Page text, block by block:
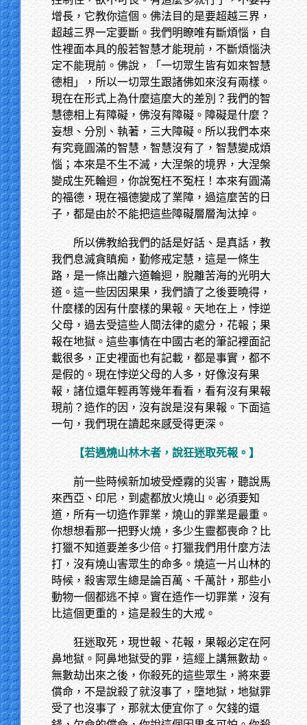
增長，它教你這個。佛法目的是要超越三界，
超越三界一定要斷。我們明瞭唯有斷煩惱，自
性裡面本具的般若智慧才能現前，不斷煩惱決
定不能現前。佛說，「一切眾生皆有如來智慧
德相」，所以一切眾生跟諸佛如來沒有兩樣。
現在在形式上為什麼這麼大的差別？我們的智
慧德相上有障礙，佛沒有障礙。障礙是什麼？
妄想、分別、執著，三大障礙。所以我們本來
有究竟圓滿的智慧，智慧沒有了，智慧變成煩
惱；本來是不生不滅，大涅槃的境界，大涅槃
變成生死輪迴，你說冤枉不冤枉！本來有圓滿
的福德，現在福德變成了業障，過這麼苦的日
子，都是由於不能把這些障礙層層淘汰掉。
所以佛教給我們的話是好話、是真話，教
我們息滅貪瞋痴，勤修戒定慧，這是一條生
路，是一條出離六道輪迴，脫離苦海的光明大
道。這一些因因果果，我們讀了之後要曉得，
什麼樣的因有什麼樣的果報。天地在上，悖逆
父母，過去受這些人間法律的處分，花報；果
報在地獄。這些事情在中國古老的筆記裡面記
載很多，正史裡面也有記載，都是事實，都不
是假的。現在悖逆父母的人多，好像沒有果
報，諸位還年輕再等幾年看看，看有沒有果報
現前？造作的因，沒有說是沒有果報。下面這
一句，我們現在讀起來感受得更深。
【若遇燒山林木者，說狂迷取死報。】
前一些時候新加坡受煙霧的災害，聽說馬
來西亞、印尼，到處都放火燒山。必須要知
道，所有一切造作罪業，燒山的罪業是最重。
你想想看那一把野火燒，多少生靈都喪命？比
打獵不知道要差多少倍。打獵我們用什麼方法
打，沒有燒山害眾生的命多。燒這一片山林的
時候，殺害眾生總是論百萬、千萬計，那些小
動物一個都逃不掉。實在造作一切罪業，沒有
比這個更重的，這是殺生的大戒。
狂迷取死，現世報、花報，果報必定在阿
鼻地獄。阿鼻地獄受的罪，這經上講無數劫。
無數劫出來之後，你殺死的這些眾生，將來要
償命，不是說殺了就沒事了，墮地獄，地獄罪
受了也沒事了，那就太便宜你了。欠錢的還